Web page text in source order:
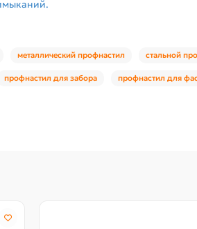
металлический профнастил стальной
профнастил для забора профнастил для